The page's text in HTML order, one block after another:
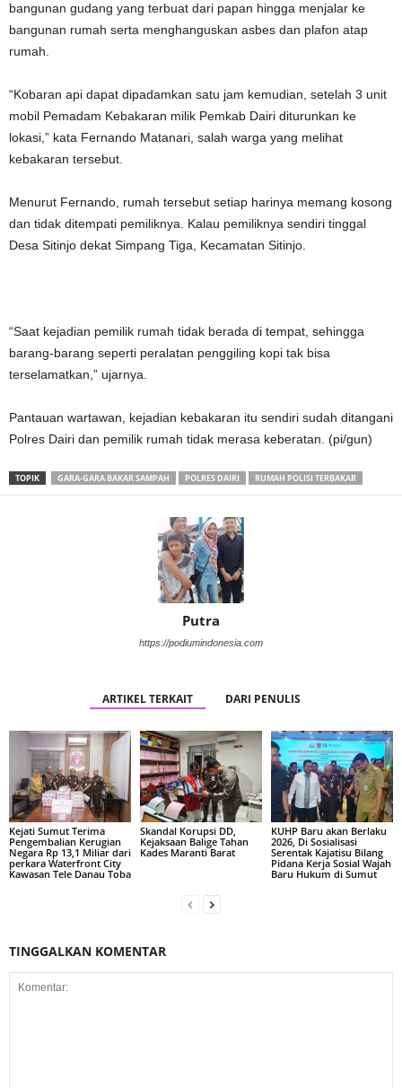
bangunan gudang yang terbuat dari papan hingga menjalar ke
bangunan rumah serta menghanguskan asbes dan plafon atap
rumah.
“Kobaran api dapat dipadamkan satu jam kemudian, setelah 3 unit
mobil Pemadam Kebakaran milik Pemkab Dairi diturunkan ke
lokasi,” kata Fernando Matanari, salah warga yang melihat
kebakaran tersebut.
Menurut Fernando, rumah tersebut setiap harinya memang kosong
dan tidak ditempati pemiliknya. Kalau pemiliknya sendiri tinggal
Desa Sitinjo dekat Simpang Tiga, Kecamatan Sitinjo.
“Saat kejadian pemilik rumah tidak berada di tempat, sehingga
barang-barang seperti peralatan penggiling kopi tak bisa
terselamatkan,” ujarnya.
Pantauan wartawan, kejadian kebakaran itu sendiri sudah ditangani
Polres Dairi dan pemilik rumah tidak merasa keberatan. (pi/gun)
TOPIK GARA-GARA BAKAR SAMPAH POLRES DAIRI RUMAH POLISI TERBAKAR
Putra
https://podiumindonesia.com
ARTIKEL TERKAIT DARI PENULIS
Kejati Sumut Terima
Pengembalian Kerugian
Negara Rp 13,1 Miliar dari
perkara Waterfront City
Kawasan Tele Danau Toba
Skandal Korupsi DD,
Kejaksaan Balige Tahan
Kades Maranti Barat
KUHP Baru akan Berlaku
2026, Di Sosialisasi
Serentak Kajatisu Bilang
Pidana Kerja Sosial Wajah
Baru Hukum di Sumut
TINGGALKAN KOMENTAR